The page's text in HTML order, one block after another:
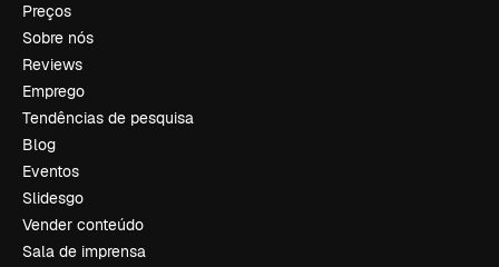
Preços
Sobre nós
Reviews
Emprego
Tendências de pesquisa
Blog
Eventos
Slidesgo
Vender conteúdo
Sala de imprensa